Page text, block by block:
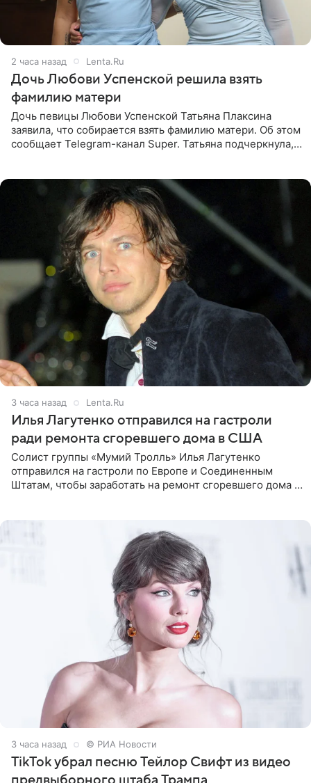
2 часа назад Lenta.Ru
Дочь Любови Успенской решила взять
фамилию матери
Дочь певицы Любови Успенской Татьяна Плаксина
заявила, что собирается взять фамилию матери. Об этом
сообщает Telegram-канал Super. Татьяна подчеркнула,
3 часа назад Lenta.Ru
Илья Лагутенко отправился на гастроли
ради ремонта сгоревшего дома в США
Солист группы «Мумий Тролль» Илья Лагутенко
отправился на гастроли по Европе и Соединенным
Штатам, чтобы заработать на ремонт сгоревшего дома в
3 часа назад © РИА Новости
TikTok убрал песню Тейлор Свифт из видео